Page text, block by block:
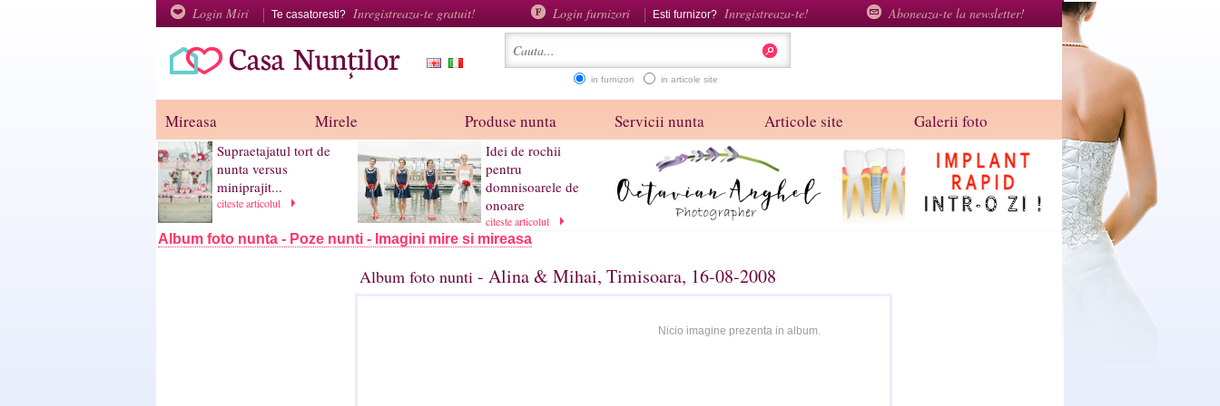
Login Miri Te casatoresti? Inregistreaza-te gratuit! Login furnizori Esti furnizor? Inregistreaza-te! Aboneaza-te la newsletter!
in furnizori in articole site
Mireasa Mirele Produse nunta Servicii nunta Articole site Galerii foto
Supraetajatul tort de
nunta versus
miniprajit...
citeste articolul
Idei de rochii
pentru
domnisoarele de
onoare
citeste articolul
Album foto nunta - Poze nunti - Imagini mire si mireasa
Album foto nunti - Alina & Mihai, Timisoara, 16-08-2008
Nicio imagine prezenta in album.